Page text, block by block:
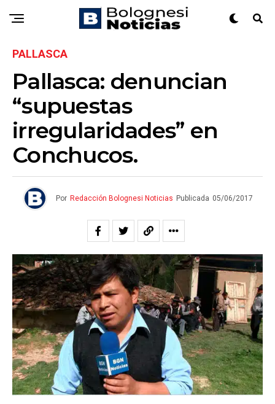
PALLASCA
Pallasca: denuncian
“supuestas
irregularidades” en
Conchucos.
Por Redacción Bolognesi Noticias Publicada 05/06/2017